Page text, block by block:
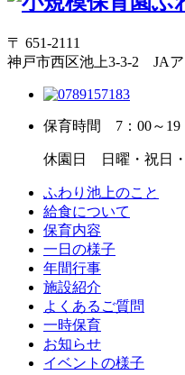
〒 651-2111
神戸市西区池上3-3-2 JA
保育時間 7：00～19
休園日 日曜・祝日
ふわり池上のこと
給食について
保育内容
一日の様子
年間行事
施設紹介
よくあるご質問
一時保育
お知らせ
イベントの様子